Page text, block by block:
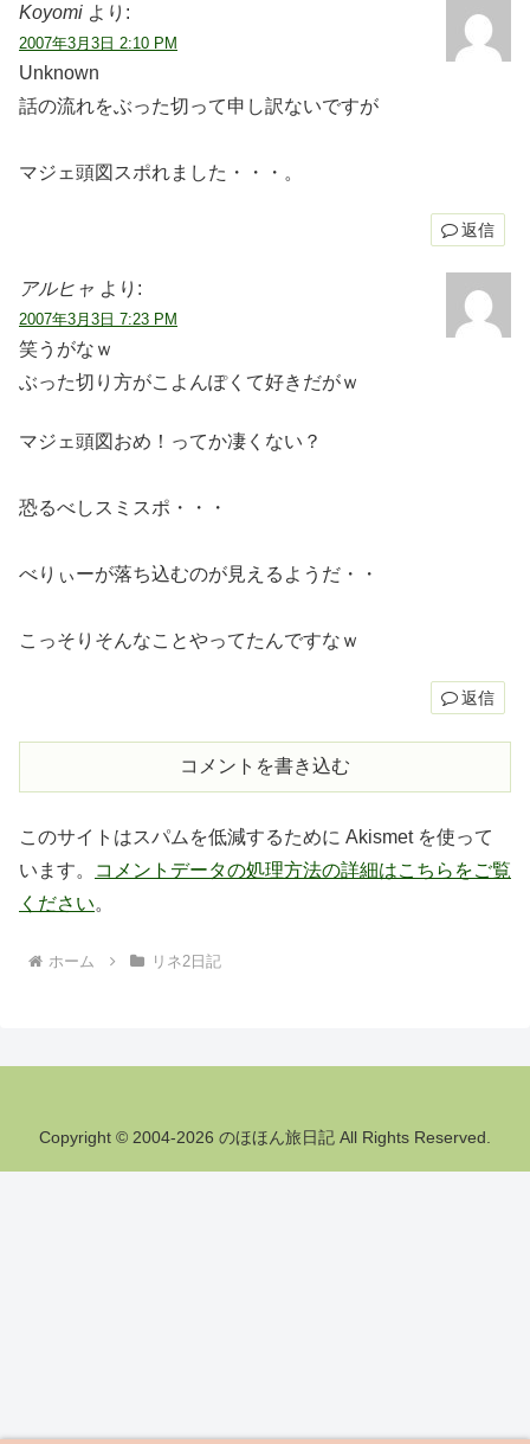
Koyomi より:
2007年3月3日 2:10 PM
Unknown
話の流れをぶった切って申し訳ないですが
マジェ頭図スポれました・・・。
返信
アルヒャ より:
2007年3月3日 7:23 PM
笑うがなｗ
ぶった切り方がこよんぽくて好きだがｗ
マジェ頭図おめ！ってか凄くない？
恐るべしスミスポ・・・
べりぃーが落ち込むのが見えるようだ・・
こっそりそんなことやってたんですなｗ
返信
コメントを書き込む
このサイトはスパムを低減するために Akismet を使って
います。
コメントデータの処理方法の詳細はこちらをご覧
ください。
ホーム リネ2日記
Copyright © 2004-2026 のほほん旅日記 All Rights Reserved.